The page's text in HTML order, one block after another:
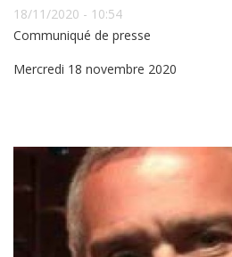
18/11/2020 - 10:54
Communiqué de presse
Mercredi 18 novembre 2020